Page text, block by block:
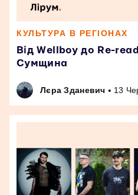
КУЛЬТУРА В РЕГІОНАХ
Від Wellboy до Re-
Сумщина
Лєра Зданевич • 13